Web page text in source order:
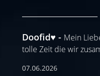
Doofid♥️
Mein
tolle Zeit die wir
07.06.2026